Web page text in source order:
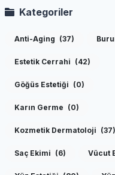
Kategoriler
Anti-Aging (37)
Estetik Cerrahi (42)
Göğüs Estetiği (0)
Karın Germe (0)
Kozmetik Dermatoloji (37)
Saç Ekimi (6) Vücut